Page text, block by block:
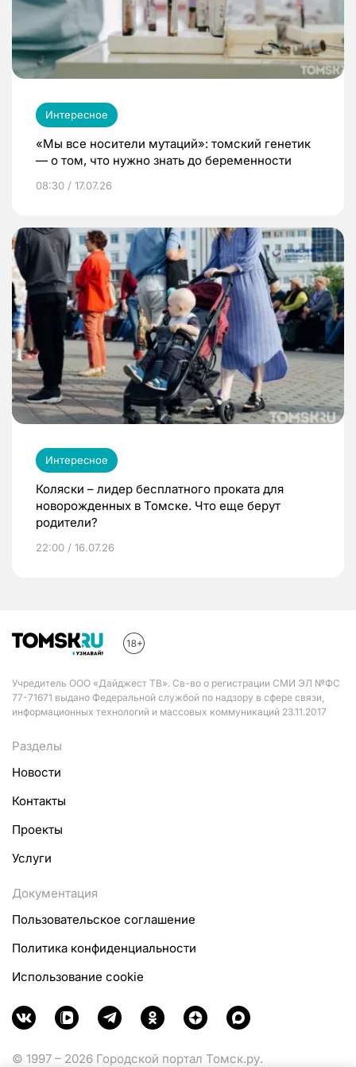
Интересное
«Мы все носители мутаций»: томский генетик
— о том, что нужно знать до беременности
08:30 / 17.07.26
Интересное
Коляски – лидер бесплатного проката для
новорожденных в Томске. Что еще берут
родители?
22:00 / 16.07.26
Учредитель ООО «Дайджест ТВ». Св-во о регистрации СМИ ЭЛ №ФС
77-71671 выдано Федеральной службой по надзору в сфере связи,
информационных технологий и массовых коммуникаций 23.11.2017
Разделы
Новости
Контакты
Проекты
Услуги
Документация
Пользовательское соглашение
Политика конфиденциальности
Использование cookie
© 1997 – 2026 Городской портал Томск.ру.